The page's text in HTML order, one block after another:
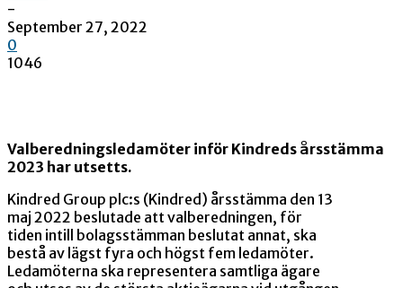
-
September 27, 2022
0
1046
Valberedningsledamöter inför Kindreds årsstämma
2023 har utsetts.
Kindred Group plc:s (Kindred) årsstämma den 13
maj 2022 beslutade att valberedningen, för
tiden intill bolagsstämman beslutat annat, ska
bestå av lägst fyra och högst fem ledamöter.
Ledamöterna ska representera samtliga ägare